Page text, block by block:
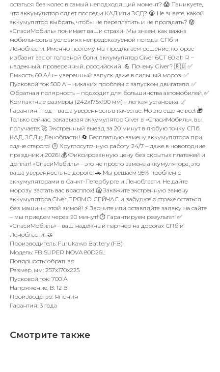
остаться без колес в самый неподходящий момент? 😱 Паникуете,
что аккумулятор сядет посреди КАД или ЗСД? 😫 Не знаете, какой
аккумулятор выбрать, чтобы не переплатить и не прогадать? 😟
«СпасиМобиль» понимает ваши страхи! Мы знаем, как важна
мобильность в условиях непредсказуемой погоды СПб и
Ленобласти. Именно поэтому мы предлагаем решение, которое
избавит вас от головной боли: аккумулятор Giver 6СТ 60 ah R –
надежный, проверенный, российский! 💪 Почему Giver? 🇷🇺 ✅
Емкость 60 А/ч – уверенный запуск даже в сильный мороз. ✅
Пусковой ток 500 А – никаких проблем с запуском двигателя. ✅
Обратная полярность – подходит для большинства автомобилей. ✅
Компактные размеры (242x175x190 мм) – легкая установка. ✅
Гарантия 1 год – ваша уверенность в качестве. Но это еще не все! 🎁
Только сейчас, заказывая аккумулятор Giver в «СпасиМобиль», вы
получаете: 🚀 Экстренный выезд за 20 минут в любую точку СПб,
КАД, ЗСД и Ленобласти! 🔄 Бесплатную замену аккумулятора при
сдаче старого! 🕒 Круглосуточную работу 24/7 – даже в новогодние
праздники 2026! 💰 Фиксированную цену без скрытых платежей и
доплат! «СпасиМобиль» – это не просто замена аккумулятора, это
ваша уверенность на дороге! 🚗 Мы решаем 95% проблем с
аккумуляторами в Санкт-Петербурге и Ленобласти. Не дайте
морозу застать вас врасплох! 🥶 Закажите экстренную замену
аккумулятора Giver ПРЯМО СЕЙЧАС и забудьте о страхе остаться
без машины этой зимой! ⚡️ Звоните или оставляйте заявку на сайте
– мы приедем через 20 минут! ⏱️ Гарантируем результат! ✅
«СпасиМобиль» – ваш надежный партнер на дорогах СПб и
Ленобласти! 🤝
Производитель: Furukawa Battery (FB)
Модель: FB SUPER NOVA 80D26L
Полярность: обратная
Размер, мм: 257x170x225
Пусковой ток: 700 А
Напряжение, В: 12 В
Производство: Япония
Гарантия: 3 года
Смотрите также